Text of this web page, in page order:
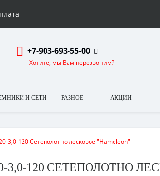
+7-903-693-55-00
Хотите, мы Вам перезвоним?
И СЕТИ РАЗНОЕ АКЦИИ
3,0-120 Сетеполотно лесковое "Hameleon"
3,0-120 СЕТЕПОЛОТНО